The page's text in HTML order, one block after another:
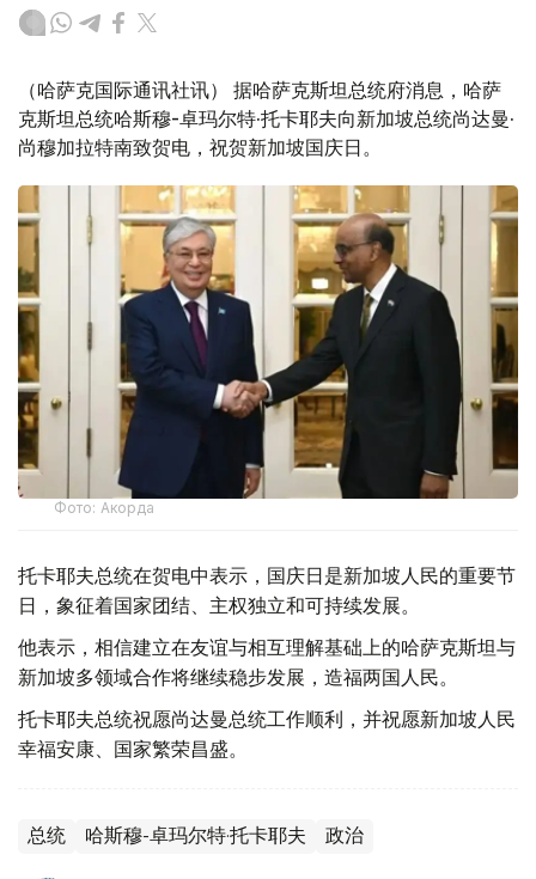
（哈萨克国际通讯社讯） 据哈萨克斯坦总统府消息，哈萨
克斯坦总统哈斯穆-卓玛尔特·托卡耶夫向新加坡总统尚达曼·
尚穆加拉特南致贺电，祝贺新加坡国庆日。
Фото: Акорда
托卡耶夫总统在贺电中表示，国庆日是新加坡人民的重要节
日，象征着国家团结、主权独立和可持续发展。
他表示，相信建立在友谊与相互理解基础上的哈萨克斯坦与
新加坡多领域合作将继续稳步发展，造福两国人民。
托卡耶夫总统祝愿尚达曼总统工作顺利，并祝愿新加坡人民
幸福安康、国家繁荣昌盛。
总统 哈斯穆-卓玛尔特·托卡耶夫 政治